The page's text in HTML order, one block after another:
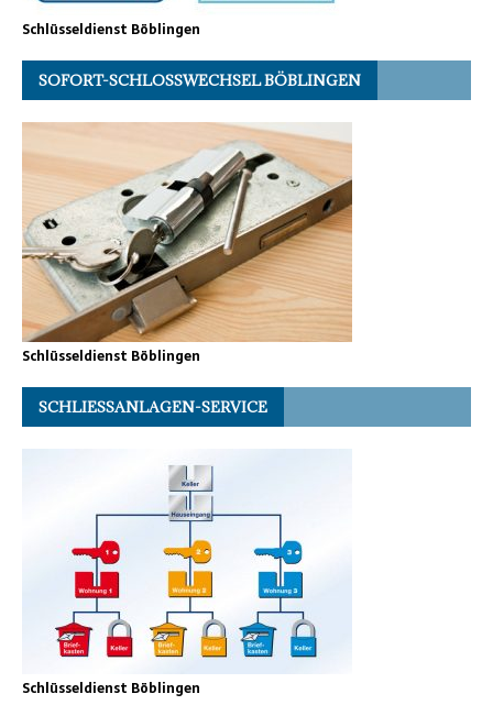
Schlüsseldienst Böblingen
SOFORT-SCHLOSSWECHSEL BÖBLINGEN
Schlüsseldienst Böblingen
SCHLIESSANLAGEN-SERVICE
Schlüsseldienst Böblingen